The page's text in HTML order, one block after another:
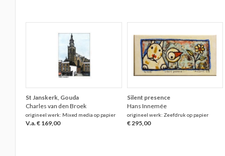
St Janskerk, Gouda
Charles van den Broek
origineel werk: Mixed media op papier
V.a. € 169,00
Silent presence
Hans Innemée
origineel werk: Zeefdruk op papier
€ 295,00